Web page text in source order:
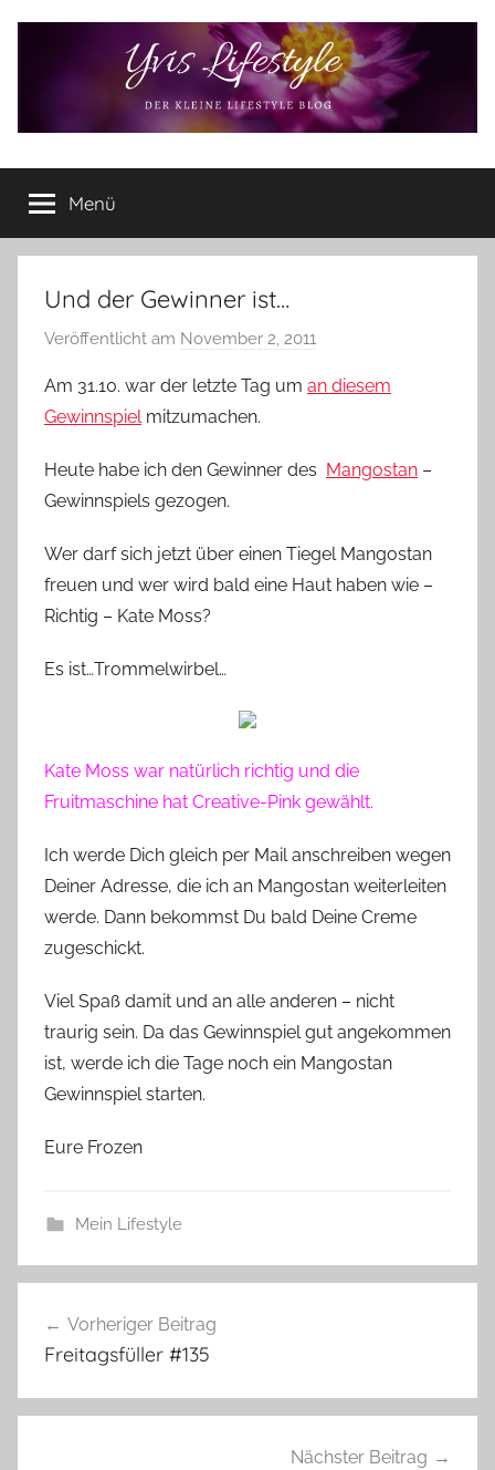
Yvis
Lifestyle
Lifestyle
Blog
–
Lifestyle,
Rezensionen,
Produkttests
vieles
mehr
Menü
Und der Gewinner ist…
Veröffentlicht am November 2, 2011
n
e
Am 31.10. war der letzte Tag um an diesem
Gewinnspiel mitzumachen.
Heute habe ich den Gewinner des Mangostan –
Gewinnspiels gezogen.
Wer darf sich jetzt über einen Tiegel Mangostan
freuen und wer wird bald eine Haut haben wie –
Richtig – Kate Moss?
Es ist…Trommelwirbel…
Kate Moss war natürlich richtig und die
Fruitmaschine hat Creative-Pink gewählt.
Ich werde Dich gleich per Mail anschreiben wegen
Deiner Adresse, die ich an Mangostan weiterleiten
werde. Dann bekommst Du bald Deine Creme
zugeschickt.
Viel Spaß damit und an alle anderen – nicht
traurig sein. Da das Gewinnspiel gut angekommen
ist, werde ich die Tage noch ein Mangostan
Gewinnspiel starten.
Eure Frozen
Mein Lifestyle
Vorheriger Beitrag
Freitagsfüller #135
Nächster Beitrag